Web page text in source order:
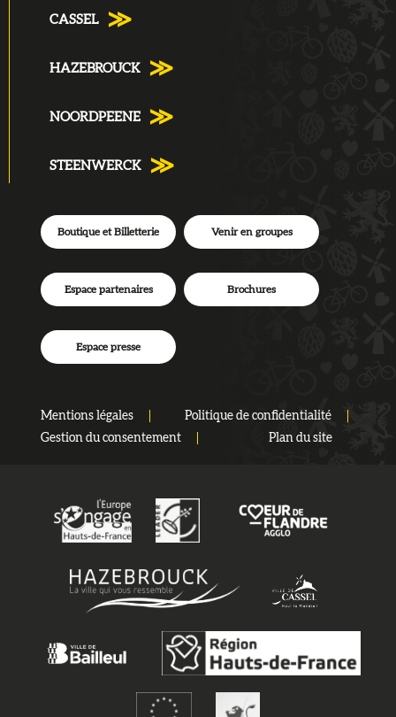
CASSEL
HAZEBROUCK
NOORDPEENE
STEENWERCK
Mentions légales
Politique de confidentialité
Gestion du consentement
Plan du site
Boutique et Billetterie Venir en groupes
Espace partenaires Brochures
Espace presse